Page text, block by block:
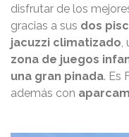
disfrutar de los
gracias a sus dos
jacuzzi climatizado,
zona de juegos
una gran pinada. Es
además con